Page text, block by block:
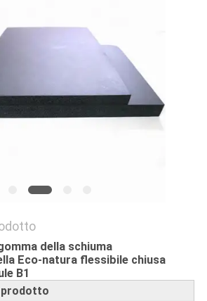
della schiuma
Eco-natura flessibile chiusa
B1
prodotto